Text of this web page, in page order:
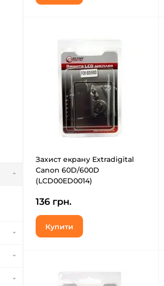
Захист екрану Extradigital
Canon 60D/600D
(LCD00ED0014)
136 грн.
Купити